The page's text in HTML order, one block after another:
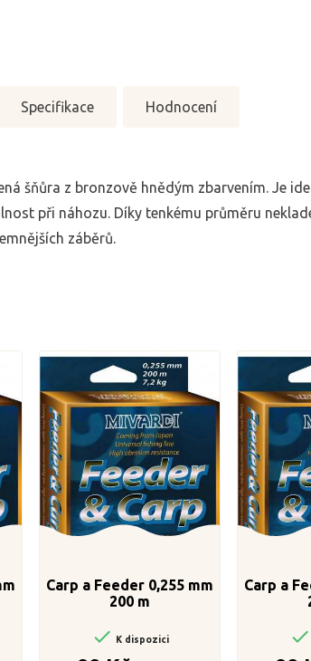
Specifikace Hodnocení
šňůra z bronzově hnědým zbarvením. Je
při náhozu. Díky tenkému průměru
záběrů.
Carp a Feeder 0,255 mm
200 m
 K dispozici
Carp a
